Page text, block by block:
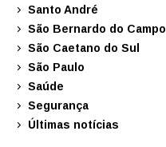
Santo André
São Bernardo do Campo
São Caetano do Sul
São Paulo
Saúde
Segurança
Últimas notícias